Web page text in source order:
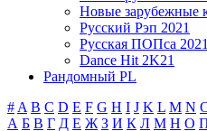
Новые зарубежные
Русский Рэп 2021
Русская ПОПса 2021
Dance Hit 2K21
Рандомный PL
# A B C D E F G H I J K L M N
А Б В Г Д Е Ж З И К Л М Н О